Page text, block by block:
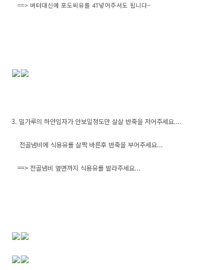
==> 버터대신에 포도씨유를 4T넣어주셔도 됩니다~
3. 밀가루의 하얀입자가 안보일정도만 살살 반죽을 저어주세요....
전골냄비에 식용유를 살짝 바른후 반죽을 부어주세요...
==> 전골냄비 옆면까지 식용유를 발라주세요...